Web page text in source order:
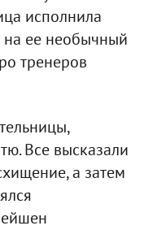
исполнила
ее необычный
тренеров
Все высказали
а затем